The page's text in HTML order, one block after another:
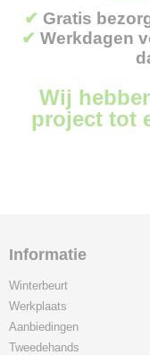
✔ Gratis
✔ Werkdagen
Wij
project tot
Informatie
Winterbeurt
Werkplaats
Aanbiedingen
Tweedehands